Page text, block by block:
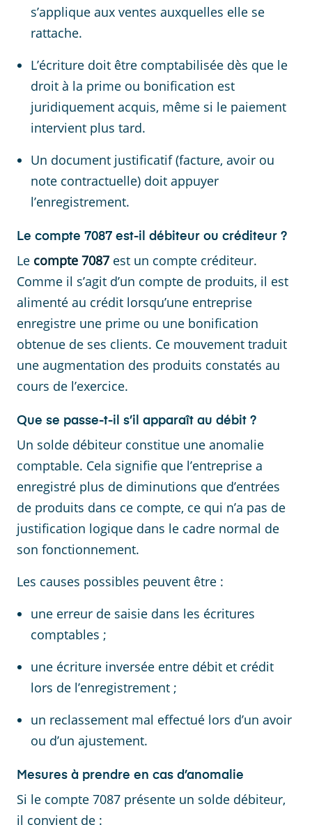
s’applique aux ventes auxquelles elle se
rattache.
L’écriture doit être comptabilisée dès que le
droit à la prime ou bonification est
juridiquement acquis, même si le paiement
intervient plus tard.
Un document justificatif (facture, avoir ou
note contractuelle) doit appuyer
l’enregistrement.
Le compte 7087 est-il débiteur ou créditeur ?
Le compte 7087est un compte créditeur.
Comme il s’agit d’un compte de produits, il est
alimenté au crédit lorsqu’une entreprise
enregistre une prime ou une bonification
obtenue de ses clients. Ce mouvement traduit
une augmentation des produits constatés au
cours de l’exercice.
Que se passe-t-il s’il apparaît au débit ?
Un solde débiteur constitue une anomalie
comptable. Cela signifie que l’entreprise a
enregistré plus de diminutions que d’entrées
de produits dans ce compte, ce qui n’a pas de
justification logique dans le cadre normal de
son fonctionnement.
Les causes possibles peuvent être :
une erreur de saisie dans les écritures
comptables ;
une écriture inversée entre débit et crédit
lors de l’enregistrement ;
un reclassement mal effectué lors d’un avoir
ou d’un ajustement.
Mesures à prendre en cas d’anomalie
Si le compte 7087 présente un solde débiteur,
il convient de :